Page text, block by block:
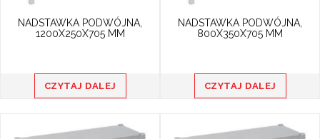
NADSTAWKA PODWÓJNA,
1200X250X705 MM
CZYTAJ DALEJ
NADSTAWKA PODWÓJNA,
800X350X705 MM
CZYTAJ DALEJ